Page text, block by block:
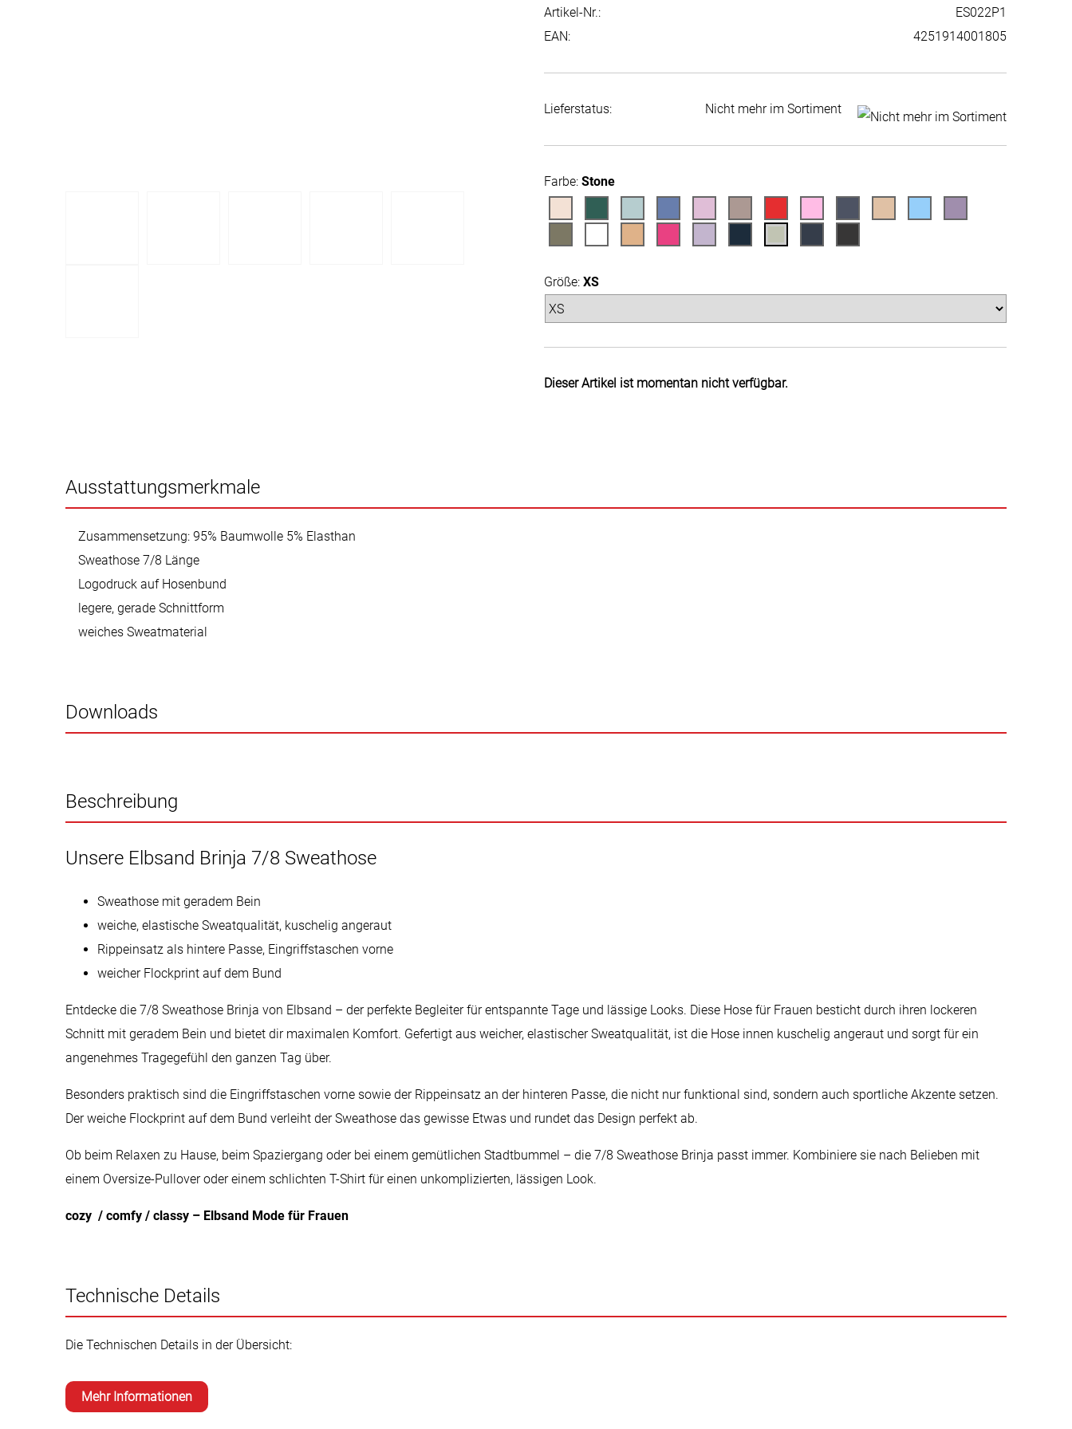
Artikel-Nr.:
ES022P1
EAN:
4251914001805
Lieferstatus: Nicht mehr im Sortiment
Farbe: Stone
Größe: XS
Dieser Artikel ist momentan nicht verfügbar.
Ausstattungsmerkmale
Zusammensetzung: 95% Baumwolle 5% Elasthan
Sweathose 7/8 Länge
Logodruck auf Hosenbund
legere, gerade Schnittform
weiches Sweatmaterial
Downloads
Beschreibung
Unsere Elbsand Brinja 7/8 Sweathose
Sweathose mit geradem Bein
weiche, elastische Sweatqualität, kuschelig angeraut
Rippeinsatz als hintere Passe, Eingriffstaschen vorne
weicher Flockprint auf dem Bund
Entdecke die 7/8 Sweathose Brinja von Elbsand – der perfekte Begleiter für entspannte Tage und lässige Looks. Diese Hose für Frauen besticht durch ihren lockeren
Schnitt mit geradem Bein und bietet dir maximalen Komfort. Gefertigt aus weicher, elastischer Sweatqualität, ist die Hose innen kuschelig angeraut und sorgt für ein
angenehmes Tragegefühl den ganzen Tag über.
Besonders praktisch sind die Eingriffstaschen vorne sowie der Rippeinsatz an der hinteren Passe, die nicht nur funktional sind, sondern auch sportliche Akzente setzen.
Der weiche Flockprint auf dem Bund verleiht der Sweathose das gewisse Etwas und rundet das Design perfekt ab.
Ob beim Relaxen zu Hause, beim Spaziergang oder bei einem gemütlichen Stadtbummel – die 7/8 Sweathose Brinja passt immer. Kombiniere sie nach Belieben mit
einem Oversize-Pullover oder einem schlichten T-Shirt für einen unkomplizierten, lässigen Look.
cozy / comfy / classy – Elbsand Mode für Frauen
Technische Details
Die Technischen Details in der Übersicht:
Mehr Informationen